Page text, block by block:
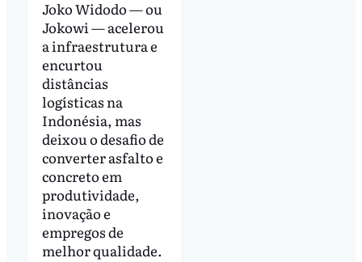
Joko Widodo — ou
Jokowi — acelerou
a infraestrutura e
encurtou
distâncias
logísticas na
Indonésia, mas
deixou o desafio de
converter asfalto e
concreto em
produtividade,
inovação e
empregos de
melhor qualidade.